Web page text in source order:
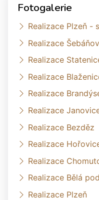
Fotogalerie
Realizace Plzeň -
Realizace
Realizace
Realizace
Realizace
Realizace
Realizace Bezděz
Realizace
Realizace
Realizace Bělá
Realizace Plzeň